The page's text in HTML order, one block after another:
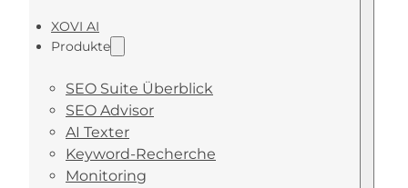
XOVI AI
Produkte
SEO Suite Überblick
SEO Advisor
AI Texter
Keyword-Recherche
Monitoring